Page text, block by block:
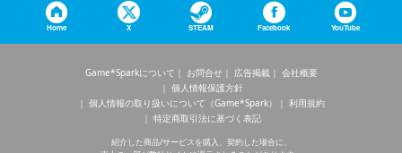
Home X STEAM Facebook YouTube
Game*Sparkについて お問合せ 広告掲載
会社概要
個人情報保護方針
個人情報の取り扱いについて（Game*Spark）
利用規約
特定商取引法に基づく表記
紹介した商品/サービスを購入、契約した場合に、